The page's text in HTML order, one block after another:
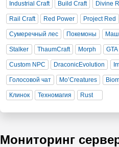
Industrial Craft Build Craft Divine
Rail Craft Red Power Project Red
Сумеречный лес Покемоны
Stalker ThaumCraft Morph GTA
Custom NPC DraconicEvolution
Голосовой чат Mo’Creatures
Клинок Техномагия Rust
Мониторинг